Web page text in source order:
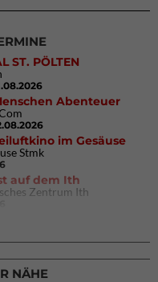
ST. PÖLTEN
Abenteuer
im Gesäuse
Stmk
auf dem Ith
Zentrum Ith
NÄHE